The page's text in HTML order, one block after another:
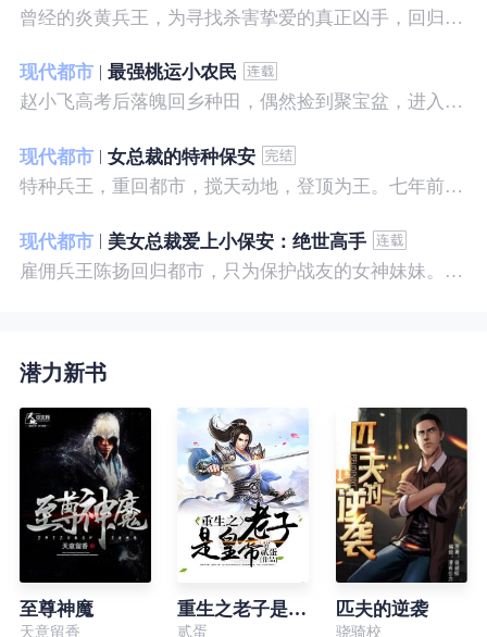
曾经的炎黄兵王，为寻找杀害挚爱的真正凶手，回归都市，开始了一段精彩绝伦的征程。
现代都市
最强桃运小农民
赵小飞高考后落魄回乡种田，偶然捡到聚宝盆，进入聚宝洞，从此开启了发家致富、拳打村霸、坐拥美女的桃运巅峰人生！
现代都市
女总裁的特种保安
特种兵王，重回都市，搅天动地，登顶为王。七年前，他是社会底层的小混混，七年后，他是经历过战与火考验的特种兵王。
现代都市
美女总裁爱上小保安：绝世高手
雇佣兵王陈扬回归都市，只为保护战友的女神妹妹。繁华都市里，陈扬如鱼得水，，逍遥自在。
潜力新书
至尊神魔
天意留香
重生之老子是皇帝
贰蛋
匹夫的逆袭
骁骑校